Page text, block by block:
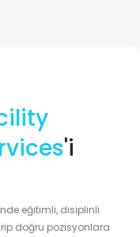
'i
eğitimli, disiplinli
doğru pozisyonlara